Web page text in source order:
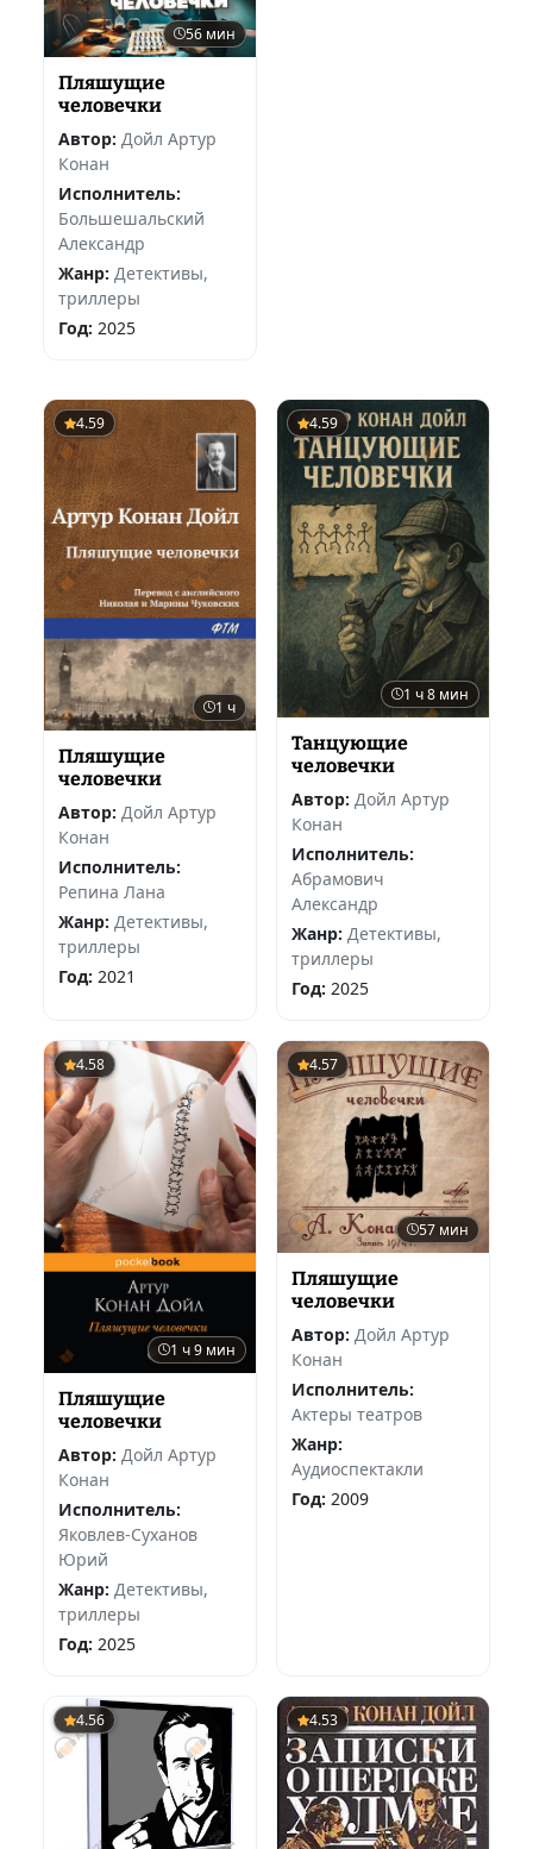
56 мин
Пляшущие
человечки
Автор: Дойл Артур
Конан
Исполнитель:
Большешальский
Александр
Жанр: Детективы,
триллеры
Год: 2025
4.59
1 ч
Пляшущие
человечки
Автор: Дойл Артур
Конан
Исполнитель:
Репина Лана
Жанр: Детективы,
триллеры
Год: 2021
4.59
1 ч 8 мин
Танцующие
человечки
Автор: Дойл Артур
Конан
Исполнитель:
Абрамович
Александр
Жанр: Детективы,
триллеры
Год: 2025
4.58
1 ч 9 мин
Пляшущие
человечки
Автор: Дойл Артур
Конан
Исполнитель:
Яковлев-Суханов
Юрий
Жанр: Детективы,
триллеры
Год: 2025
4.57
57 мин
Пляшущие
человечки
Автор: Дойл Артур
Конан
Исполнитель:
Актеры театров
Жанр:
Аудиоспектакли
Год: 2009
4.56 4.53